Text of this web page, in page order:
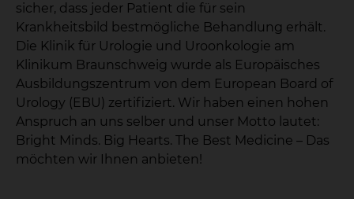
sicher, dass jeder Patient die für sein
Krankheitsbild bestmögliche Behandlung erhält.
Die Klinik für Urologie und Uroonkologie am
Klinikum Braunschweig wurde als Europäisches
Ausbildungszentrum von dem European Board of
Urology (EBU) zertifiziert. Wir haben einen hohen
Anspruch an uns selber und unser Motto lautet:
Bright Minds. Big Hearts. The Best Medicine – Das
möchten wir Ihnen anbieten!